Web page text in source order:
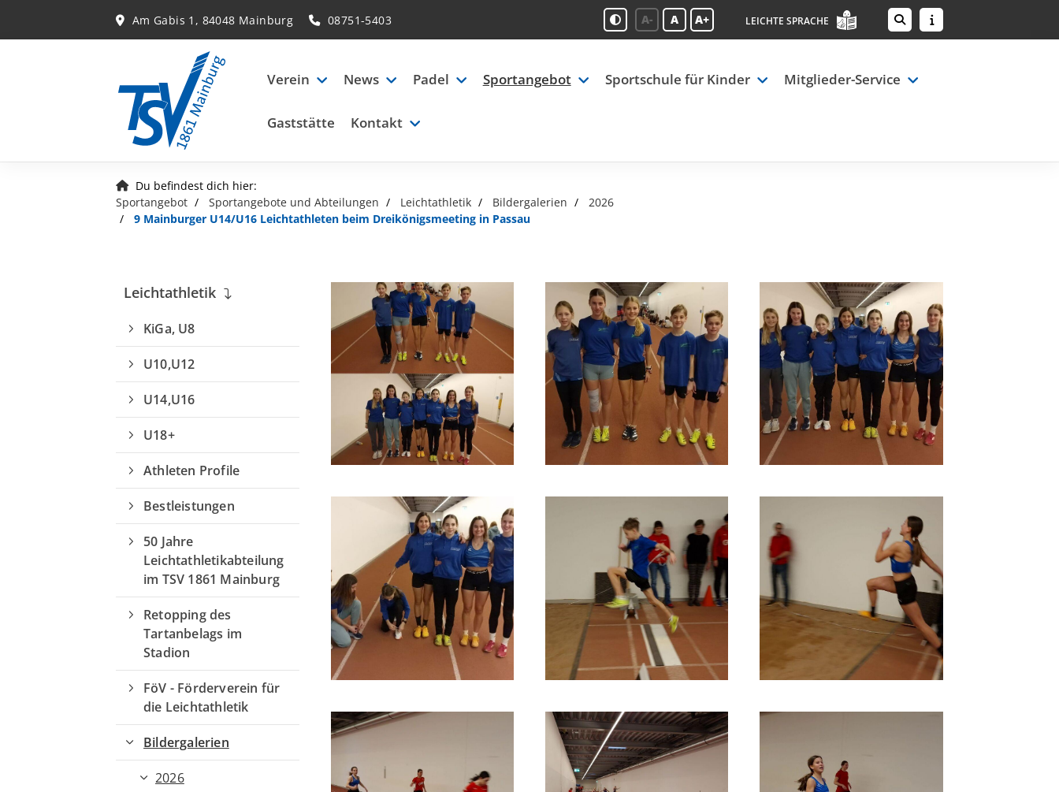
Am Gabis 1, 84048 Mainburg 08751-5403 A- A A+ LEICHTE SPRACHE
Verein News Padel Sportangebot Sportschule für Kinder Mitglieder-Service
Gaststätte Kontakt
Du befindest dich hier:
Sportangebot
Sportangebote und Abteilungen Leichtathletik Bildergalerien
2026
9 Mainburger U14/U16 Leichtathleten beim Dreikönigsmeeting in Passau
Leichtathletik
KiGa, U8
U10,U12
U14,U16
U18+
Athleten Profile
Bestleistungen
50 Jahre
Leichtathletikabteilung
im TSV 1861 Mainburg
Retopping des
Tartanbelags im
Stadion
FöV - Förderverein für
die Leichtathletik
Bildergalerien
2026
Quicklinks
Sportangebote finden
Unser Sportangebot
Sportsuche
Mitglieder-Service
Alles zur Mitgliedschaft
Downloads
Geschäftsstelle
TSV 1861 Mainburg e.V.